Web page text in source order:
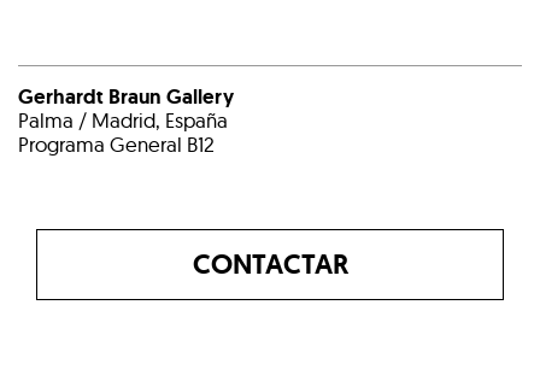
Gerhardt Braun Gallery
Palma / Madrid, España
Programa General B12
CONTACTAR